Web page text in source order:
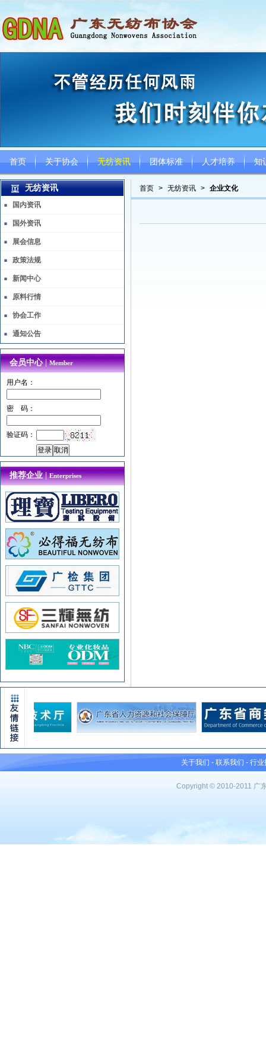
首页 关于协会 无纺资讯 团体标准 人才培养 知
首页 > 无纺资讯 > 企业文化
无纺资讯
国内资讯
国外资讯
展会信息
政策法规
新闻中心
原料行情
协会工作
通知公告
会员中心 |Member
用户名：
密 码：
验证码：
推荐企业 |Enterprises
关于我们 - 联系我们 - 行业
Copyright © 2010-2011 广